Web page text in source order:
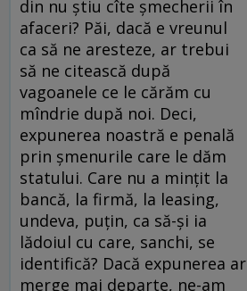
din nu ştiu cîte şmecherii în
afaceri? Păi, dacă e vreunul
ca să ne aresteze, ar trebui
să ne citească după
vagoanele ce le cărăm cu
mîndrie după noi. Deci,
expunerea noastră e penală
prin şmenurile care le dăm
statului. Care nu a minţit la
bancă, la firmă, la leasing,
undeva, puţin, ca să-şi ia
lădoiul cu care, sanchi, se
identifică? Dacă expunerea ar
merge mai departe, ne-am